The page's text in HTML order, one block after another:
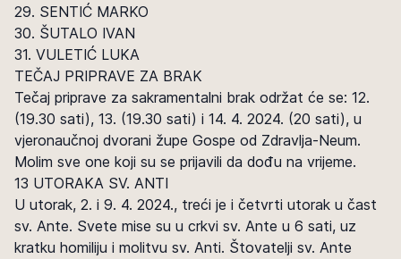
29. SENTIĆ MARKO
30. ŠUTALO IVAN
31. VULETIĆ LUKA
TEČAJ PRIPRAVE ZA BRAK
Tečaj priprave za sakramentalni brak održat će se: 12.
(19.30 sati), 13. (19.30 sati) i 14. 4. 2024. (20 sati), u
vjeronaučnoj dvorani župe Gospe od Zdravlja-Neum.
Molim sve one koji su se prijavili da dođu na vrijeme.
13 UTORAKA SV. ANTI
U utorak, 2. i 9. 4. 2024., treći je i četvrti utorak u čast
sv. Ante. Svete mise su u crkvi sv. Ante u 6 sati, uz
kratku homiliju i molitvu sv. Anti. Štovatelji sv. Ante